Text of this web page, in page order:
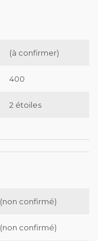
(à confirmer)
400
2 étoiles
(non confirmé)
(non confirmé)